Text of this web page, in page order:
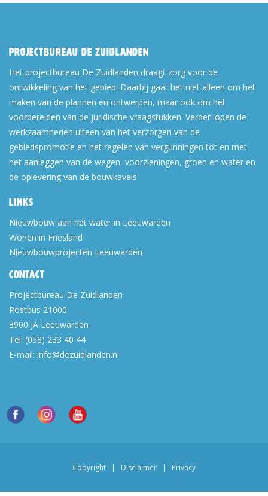
Projectbureau De Zuidlanden
Het projectbureau De Zuidlanden draagt zorg voor de
ontwikkeling van het gebied. Daarbij gaat het niet alleen om het
maken van de plannen en ontwerpen, maar ook om het
voorbereiden van de juridische vraagstukken. Verder lopen de
werkzaamheden uiteen van het verzorgen van de
gebiedspromotie en het regelen van vergunningen tot en met
het aanleggen van de wegen, voorzieningen, groen en water en
de oplevering van de bouwkavels.
Links
Nieuwbouw aan het water in Leeuwarden
Wonen in Friesland
Nieuwbouwprojecten Leeuwarden
Contact
Projectbureau De Zuidlanden
Postbus 21000
8900 JA Leeuwarden
Tel: (058) 233 40 44
E-mail: info@dezuidlanden.nl
Copyright | Disclaimer | Privacy